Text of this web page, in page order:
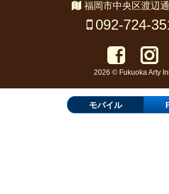
福岡市中央区渡辺
092-724-
2026 © Fukuoka Arty
モバイル